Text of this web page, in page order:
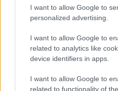
I want to allow Google to
personalized advertising.
I want to allow Google to
related to analytics like
device identifiers in apps.
I want to allow Google to
related to functionality of
Metal head 08·10·2025
επαγγελματίας.
Απαντήστε